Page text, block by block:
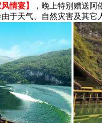
风情宴】 ，晚上特别赠送阿
于天气、自然灾害及其